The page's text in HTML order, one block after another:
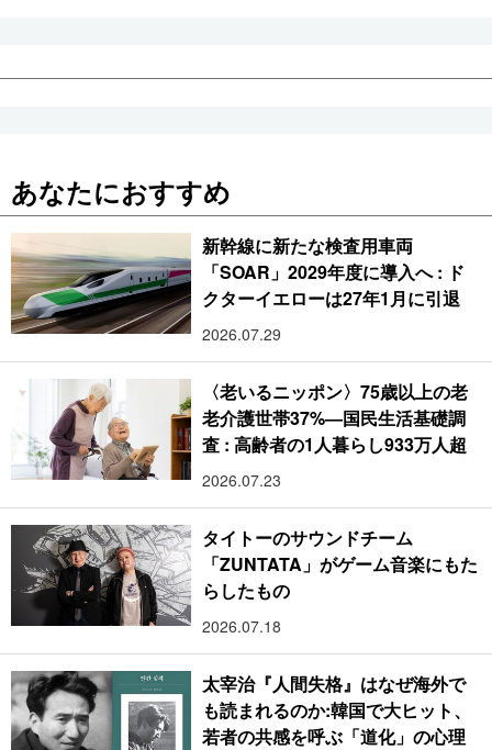
あなたにおすすめ
新幹線に新たな検査用車両
「SOAR」2029年度に導入へ : ド
クターイエローは27年1月に引退
2026.07.29
〈老いるニッポン〉75歳以上の老
老介護世帯37%―国民生活基礎調
査 : 高齢者の1人暮らし933万人超
2026.07.23
タイトーのサウンドチーム
「ZUNTATA」がゲーム音楽にもた
らしたもの
2026.07.18
太宰治『人間失格』はなぜ海外で
も読まれるのか:韓国で大ヒット、
若者の共感を呼ぶ「道化」の心理